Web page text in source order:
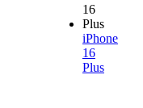
iPhone
16
Plus